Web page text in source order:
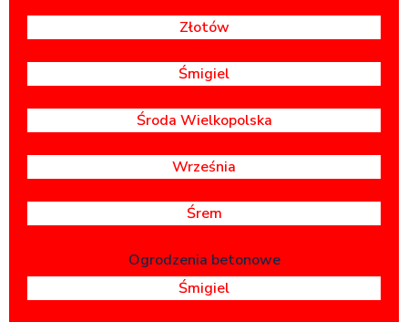
Złotów
Śmigiel
Środa Wielkopolska
Września
Śrem
Ogrodzenia betonowe
Śmigiel